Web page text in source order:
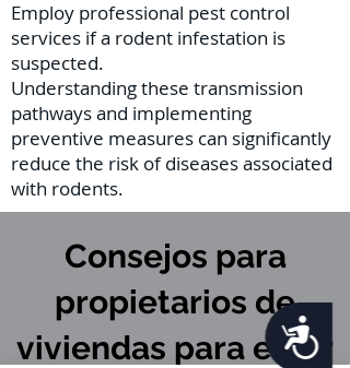
Accessibility
Employ professional pest control
services if a rodent infestation is
suspected.
Understanding these transmission
pathways and implementing
preventive measures can significantly
reduce the risk of diseases associated
with rodents.
Consejos para
propietarios de
viviendas para estar